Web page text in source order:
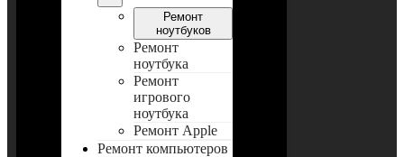
Ремонт
ноутбуков
Ремонт
ноутбука
Ремонт
игрового
ноутбука
Ремонт Apple
Ремонт компьютеров